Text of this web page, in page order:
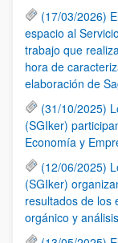
(17/03/2026)
espacio al
trabajo que
hora de
elaboración de
(31/10/2025)
(SGIker)
Economía y
(12/06/2025)
(SGIker)
resultados de los
orgánico y